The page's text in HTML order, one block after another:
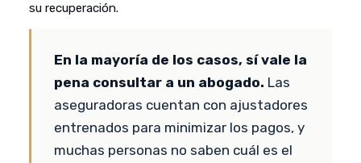
su recuperación.
En la mayoría de los casos, sí vale la
pena consultar a un abogado. Las
aseguradoras cuentan con ajustadores
entrenados para minimizar los pagos, y
muchas personas no saben cuál es el